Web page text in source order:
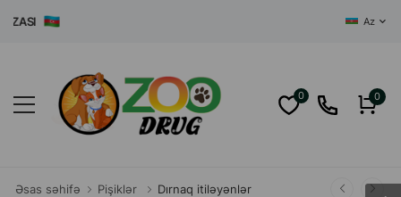
Az
0 0
Əsas səhifə Pişiklər Dırnaq itiləyənlər